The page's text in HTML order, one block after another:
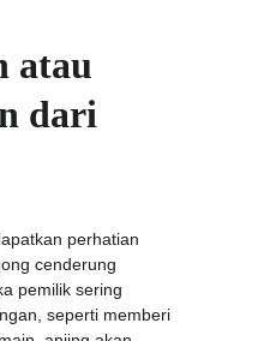
atau
dari
perhatian
cenderung
pemilik sering
seperti memberi